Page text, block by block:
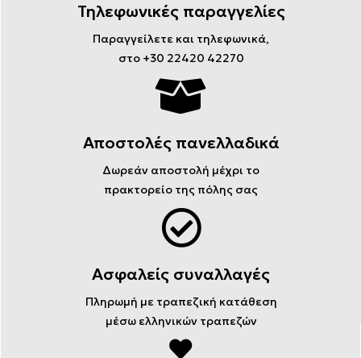
Τηλεφωνικές παραγγελίες
Παραγγείλετε και τηλεφωνικά,
στο +30 22420 42270
Αποστολές πανελλαδικά
Δωρεάν αποστολή μέχρι το
πρακτορείο της πόλης σας
Ασφαλείς συναλλαγές
Πληρωμή με τραπεζική κατάθεση
μέσω ελληνικών τραπεζών